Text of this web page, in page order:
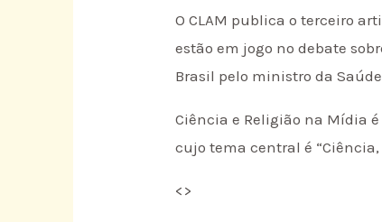
O CLAM publica o terceiro
estão em jogo no debate
Brasil pelo ministro da
Ciência e Religião na Mídia
cujo tema central é
< >